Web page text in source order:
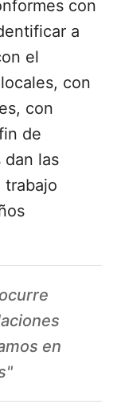
con
a
el
con
con
de
las
trabajo
en